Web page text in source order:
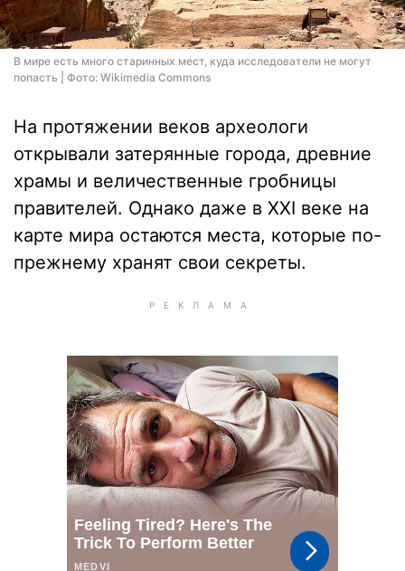
В мире есть много старинных мест, куда исследователи не могут
попасть | Фото: Wikimedia Commons
На протяжении веков археологи
открывали затерянные города, древние
храмы и величественные гробницы
правителей. Однако даже в XXI веке на
карте мира остаются места, которые по-
прежнему хранят свои секреты.